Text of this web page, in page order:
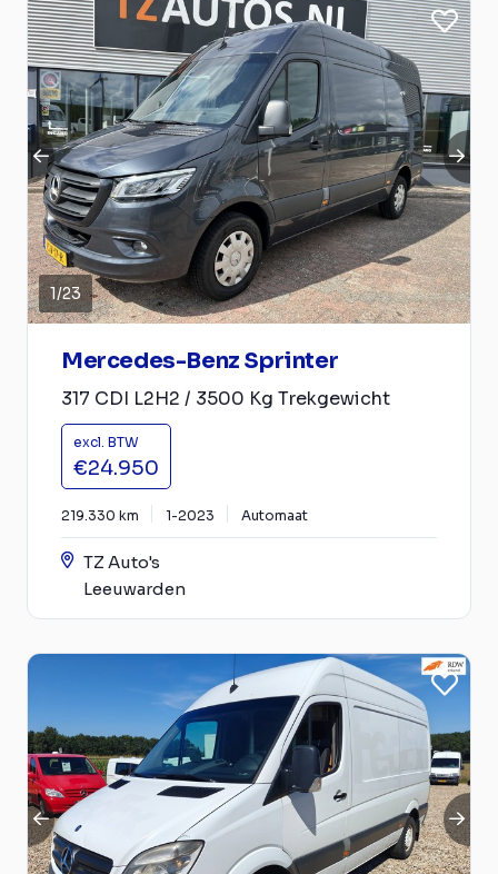
1/23
Mercedes-Benz Sprinter
317 CDI L2H2 / 3500 Kg Trekgewicht
excl. BTW
€24.950
219.330 km 1-2023 Automaat
TZ Auto's
Leeuwarden